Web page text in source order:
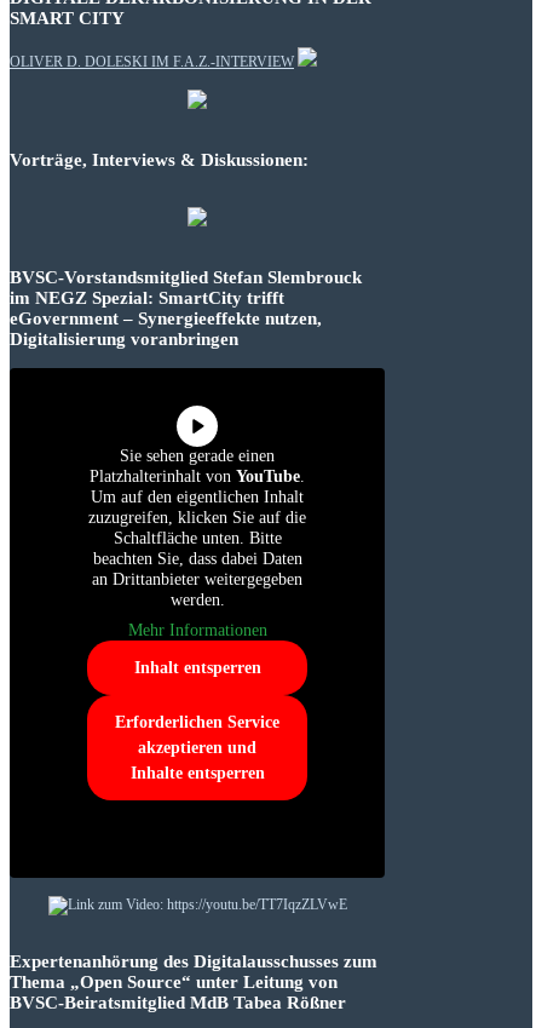
SMART CITY
OLIVER D. DOLESKI IM F.A.Z.-INTERVIEW
Vorträge, Interviews & Diskussionen:
BVSC-Vorstandsmitglied Stefan Slembrouck
im NEGZ Spezial: SmartCity trifft
eGovernment – Synergieeffekte nutzen,
Digitalisierung voranbringen
Sie sehen gerade einen
Platzhalterinhalt von YouTube.
Um auf den eigentlichen Inhalt
zuzugreifen, klicken Sie auf die
Schaltfläche unten. Bitte
beachten Sie, dass dabei Daten
an Drittanbieter weitergegeben
werden.
Mehr Informationen
Inhalt entsperren
Erforderlichen Service
akzeptieren und
Inhalte entsperren
Expertenanhörung des Digitalausschusses zum
Thema „Open Source“ unter Leitung von
BVSC-Beiratsmitglied MdB Tabea Rößner